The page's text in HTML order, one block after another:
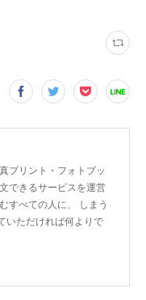
プリント・フォトブッ
できるサービスを運営
すべての人に、 しまう
いただければ何よりで